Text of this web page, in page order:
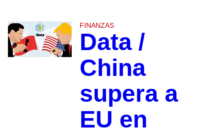
FINANZAS
Data /
China
supera a
EU en